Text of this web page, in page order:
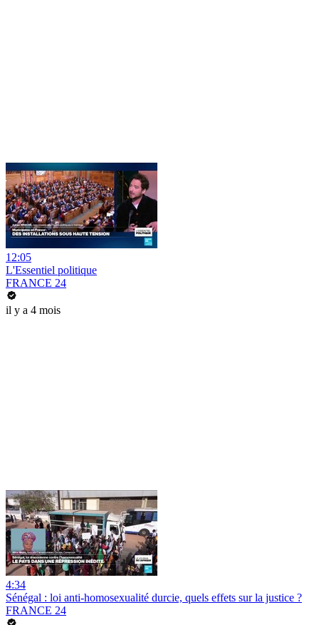
12:05
L'Essentiel politique
FRANCE 24
il y a 4 mois
4:34
Sénégal : loi anti-homosexualité durcie, quels effets sur la justice ?
FRANCE 24